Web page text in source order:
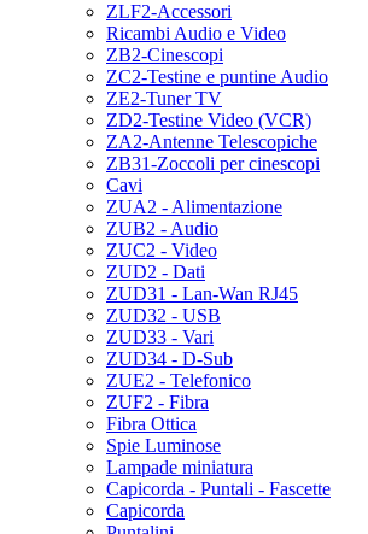
ZLF2-Accessori
Ricambi Audio e Video
ZB2-Cinescopi
ZC2-Testine e puntine Audio
ZE2-Tuner TV
ZD2-Testine Video (VCR)
ZA2-Antenne Telescopiche
ZB31-Zoccoli per cinescopi
Cavi
ZUA2 - Alimentazione
ZUB2 - Audio
ZUC2 - Video
ZUD2 - Dati
ZUD31 - Lan-Wan RJ45
ZUD32 - USB
ZUD33 - Vari
ZUD34 - D-Sub
ZUE2 - Telefonico
ZUF2 - Fibra
Fibra Ottica
Spie Luminose
Lampade miniatura
Capicorda - Puntali - Fascette
Capicorda